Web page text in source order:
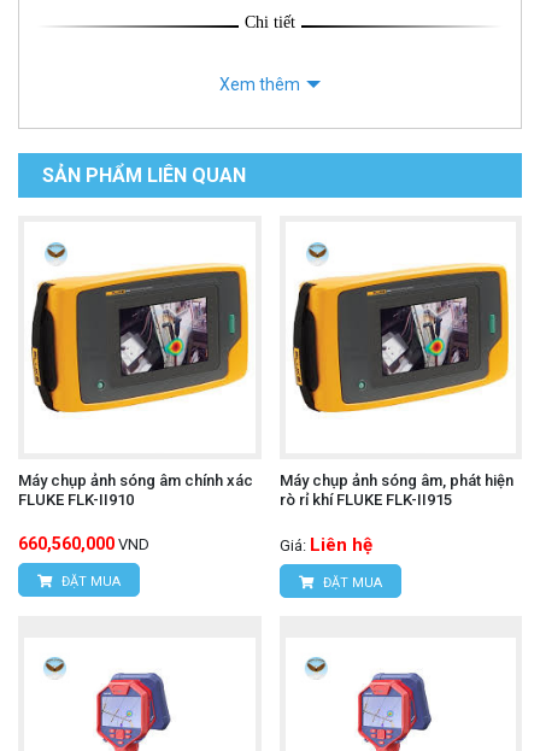
Chi tiết
Xem thêm
SẢN PHẨM LIÊN QUAN
Máy chụp ảnh sóng âm chính xác
FLUKE FLK-II910
660,560,000 VND
ĐẶT MUA
Máy chụp ảnh sóng âm, phát hiện
rò rỉ khí FLUKE FLK-II915
Giá: Liên hệ
ĐẶT MUA